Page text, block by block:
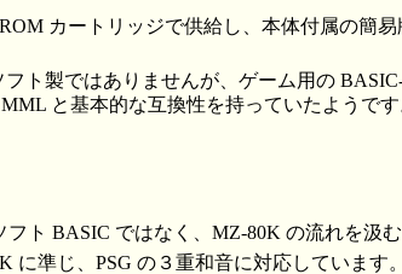
カートリッジで供給し、本体付属の簡
ト製ではありませんが、ゲーム用の
と基本的な互換性を持っていたようです
フト BASIC ではなく、MZ-80K の流れを汲
に準じ、PSG の３重和音に対応しています。